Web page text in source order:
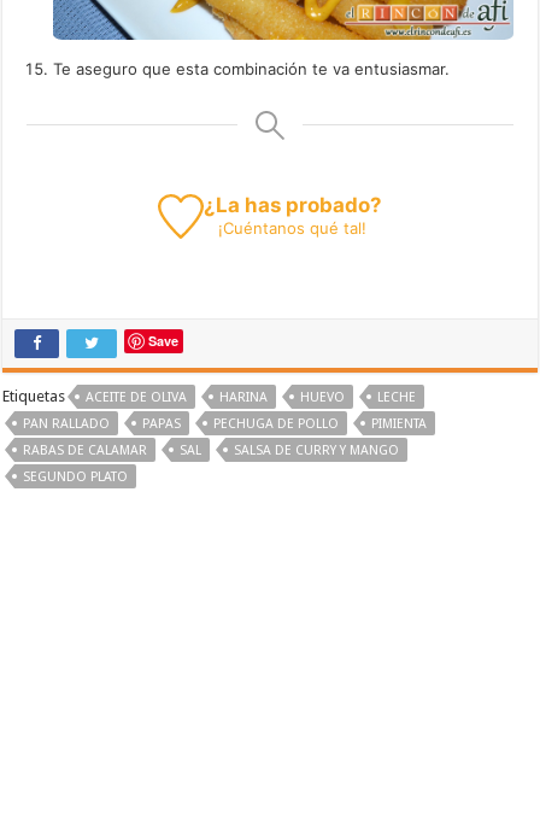
Te aseguro que esta combinación te va entusiasmar.
¿La has probado?
¡Cuéntanos qué tal!
Save
Etiquetas ACEITE DE OLIVA HARINA HUEVO
LECHE
PAN RALLADO
PAPAS PECHUGA DE POLLO
PIMIENTA
RABAS DE CALAMAR
SAL
SALSA DE CURRY Y MANGO
SEGUNDO PLATO